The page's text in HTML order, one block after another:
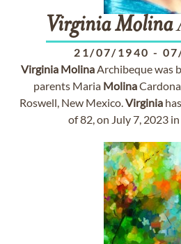
Virginia Molina
21/07/1940 -
Virginia MolinaArchibeque was
parents Maria Molina
Roswell, New Mexico.Virginia
of 82, on July 7, 2023 in